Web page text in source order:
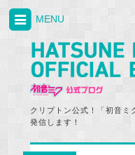
クリプトン公式！「初音ミ
発信します！
MENU